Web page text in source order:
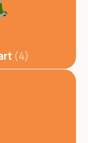
4